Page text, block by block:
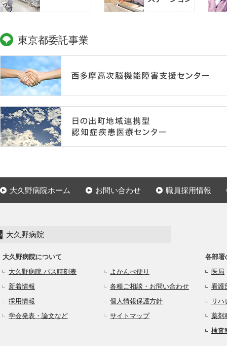
東京都委託事業
大久野病院ホーム お問い合わせ 職員採用情報
大久野病院
大久野病院について
大久野病院 バス時刻表
よかんべ便り
新着情報
各種ご相談・お問い合わせ
採用情報
個人情報保護方針
学会発表・論文など
サイトマップ
各部署
医局
看護
リ
薬剤
検査